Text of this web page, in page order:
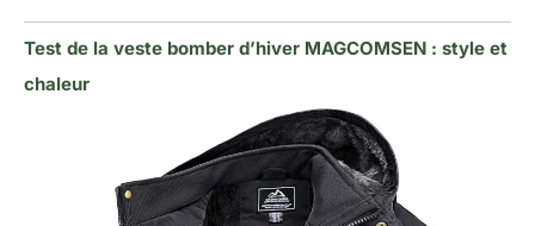
Test de la veste bomber d’hiver MAGCOMSEN : style et
chaleur